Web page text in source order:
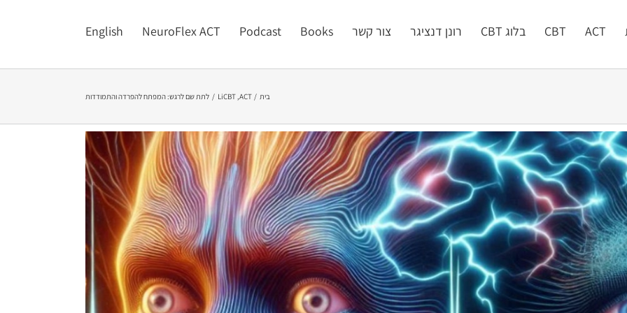
ACT
CBT בלוג CBT רונן דנציגר צור קשר Books
Podcast
NeuroFlex ACT
English
בית ACT
LiCBT לתת שם לרגש: המפתח להפרדה והתמודדות